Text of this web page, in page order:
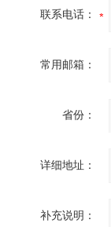
联系电话：
常用邮箱：
省份：
详细地址：
补充说明：